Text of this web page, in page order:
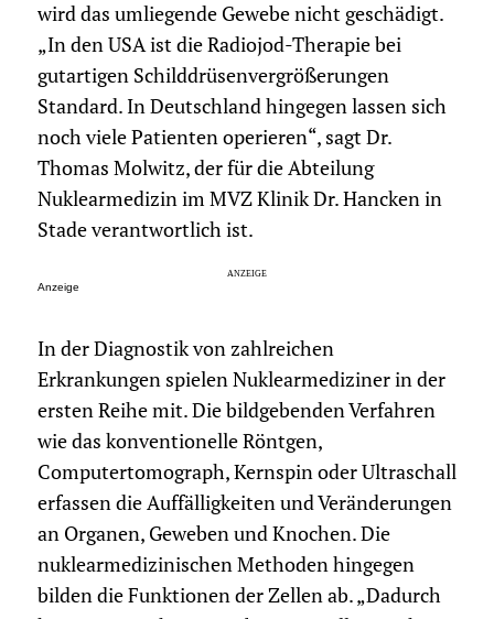
wird das umliegende Gewebe nicht geschädigt.
„In den USA ist die Radiojod-Therapie bei
gutartigen Schilddrüsenvergrößerungen
Standard. In Deutschland hingegen lassen sich
noch viele Patienten operieren“, sagt Dr.
Thomas Molwitz, der für die Abteilung
Nuklearmedizin im MVZ Klinik Dr. Hancken in
Stade verantwortlich ist.
Anzeige
In der Diagnostik von zahlreichen
Erkrankungen spielen Nuklearmediziner in der
ersten Reihe mit. Die bildgebenden Verfahren
wie das konventionelle Röntgen,
Computertomograph, Kernspin oder Ultraschall
erfassen die Auffälligkeiten und Veränderungen
an Organen, Geweben und Knochen. Die
nuklearmedizinischen Methoden hingegen
bilden die Funktionen der Zellen ab. „Dadurch